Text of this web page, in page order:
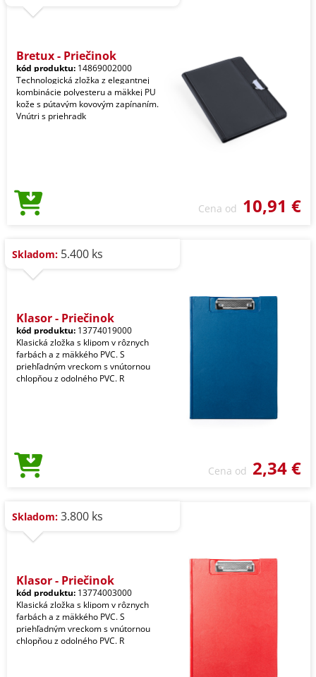
Bretux - Priečinok
kód produktu: 14869002000
Technologická zložka z elegantnej
kombinácie polyesteru a mäkkej PU
kože s pútavým kovovým zapínaním.
Vnútri s priehradk
Cena od 10,91 €
Skladom: 5.400 ks
Klasor - Priečinok
kód produktu: 13774019000
Klasická zložka s klipom v rôznych
farbách a z mäkkého PVC. S
priehľadným vreckom s vnútornou
chlopňou z odolného PVC. R
Cena od 2,34 €
Skladom: 3.800 ks
Klasor - Priečinok
kód produktu: 13774003000
Klasická zložka s klipom v rôznych
farbách a z mäkkého PVC. S
priehľadným vreckom s vnútornou
chlopňou z odolného PVC. R